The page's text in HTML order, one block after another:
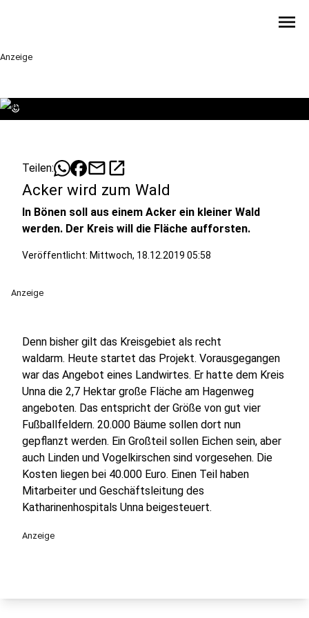
menu
Anzeige
©
Teilen: mailopen_in_new
Acker wird zum Wald
In Bönen soll aus einem Acker ein kleiner Wald
werden. Der Kreis will die Fläche aufforsten.
Veröffentlicht: Mittwoch, 18.12.2019 05:58
Anzeige
Denn bisher gilt das Kreisgebiet als recht
waldarm. Heute startet das Projekt. Vorausgegangen
war das Angebot eines Landwirtes. Er hatte dem Kreis
Unna die 2,7 Hektar große Fläche am Hagenweg
angeboten. Das entspricht der Größe von gut vier
Fußballfeldern. 20.000 Bäume sollen dort nun
gepflanzt werden. Ein Großteil sollen Eichen sein, aber
auch Linden und Vogelkirschen sind vorgesehen. Die
Kosten liegen bei 40.000 Euro. Einen Teil haben
Mitarbeiter und Geschäftsleitung des
Katharinenhospitals Unna beigesteuert.
Anzeige